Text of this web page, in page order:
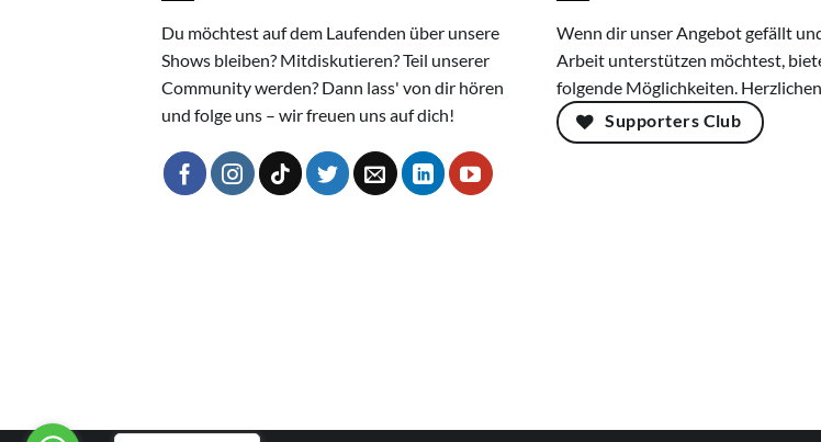
Du möchtest auf dem Laufenden über unsere
Shows bleiben? Mitdiskutieren? Teil unserer
Community werden? Dann lass' von dir hören
und folge uns – wir freuen uns auf dich!
Wenn dir unser Angebot gefällt
Arbeit unterstützen möchtest,
folgende Möglichkeiten.
Supporters Club